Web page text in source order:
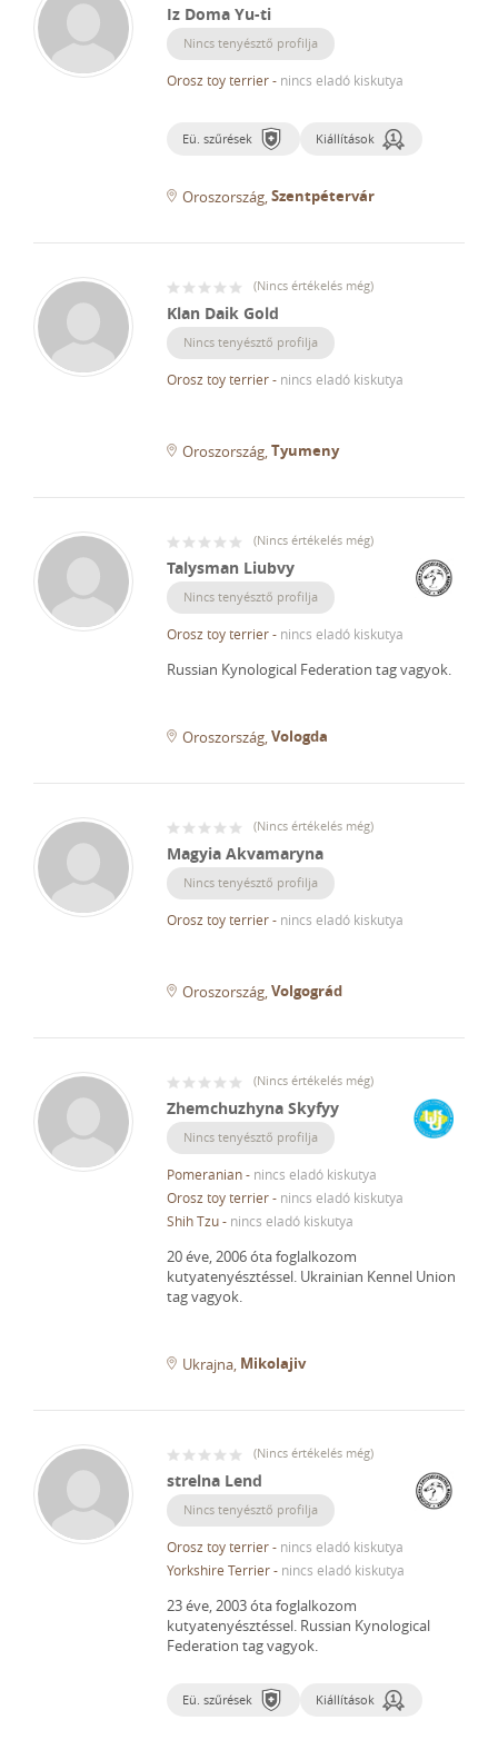
Iz Doma Yu-ti
Nincs tenyésztő profilja
Orosz toy terrier- nincs eladó kiskutya
Eü. szűrések Kiállítások
Oroszország Szentpétervár
(Nincs értékelés még)
Klan Daik Gold
Nincs tenyésztő profilja
Orosz toy terrier- nincs eladó kiskutya
Oroszország Tyumeny
(Nincs értékelés még)
Talysman Liubvy
Nincs tenyésztő profilja
Orosz toy terrier- nincs eladó kiskutya
Russian Kynological Federation tag vagyok.
Oroszország Vologda
(Nincs értékelés még)
Magyia Akvamaryna
Nincs tenyésztő profilja
Orosz toy terrier- nincs eladó kiskutya
Oroszország Volgográd
(Nincs értékelés még)
Zhemchuzhyna Skyfyy
Nincs tenyésztő profilja
Pomeranian- nincs eladó kiskutya
Orosz toy terrier- nincs eladó kiskutya
Shih Tzu- nincs eladó kiskutya
20 éve, 2006 óta foglalkozom
kutyatenyésztéssel. Ukrainian Kennel Union
tag vagyok.
Ukrajna Mikolajiv
(Nincs értékelés még)
strelna Lend
Nincs tenyésztő profilja
Orosz toy terrier- nincs eladó kiskutya
Yorkshire Terrier- nincs eladó kiskutya
23 éve, 2003 óta foglalkozom
kutyatenyésztéssel. Russian Kynological
Federation tag vagyok.
Eü. szűrések Kiállítások